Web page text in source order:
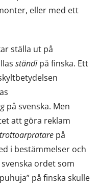
eller med ett
ställa ut på
ständi på finska. Ett
på svenska. Men
att göra reklam
trottoarpratare på
i bestämmelser och
ordet som
på finska skulle